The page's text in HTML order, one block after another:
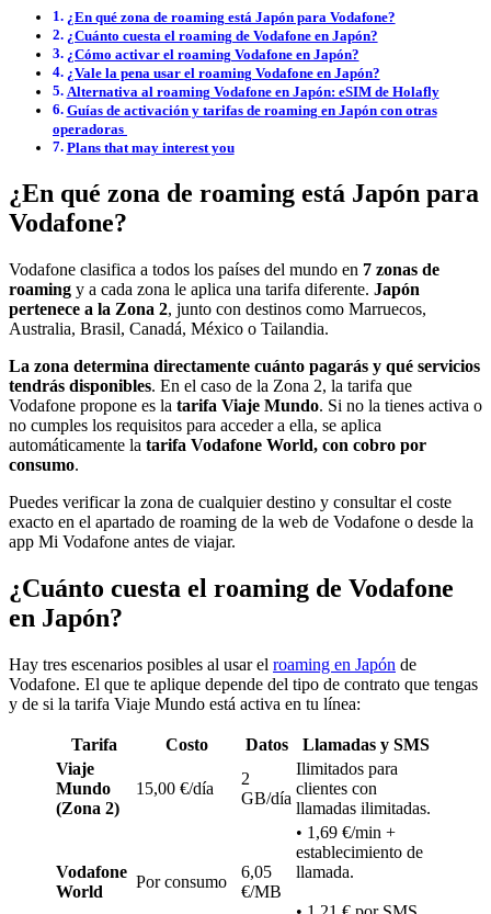
¿En qué zona de roaming está Japón para Vodafone?
¿Cuánto cuesta el roaming de Vodafone en Japón?
¿Cómo activar el roaming Vodafone en Japón?
¿Vale la pena usar el roaming Vodafone en Japón?
Alternativa al roaming Vodafone en Japón: eSIM de Holafly
Guías de activación y tarifas de roaming en Japón con otras
operadoras
Plans that may interest you
¿En qué zona de roaming está Japón para
Vodafone?
Vodafone clasifica a todos los países del mundo en 7 zonas de
roaming y a cada zona le aplica una tarifa diferente. Japón
pertenece a la Zona 2, junto con destinos como Marruecos,
Australia, Brasil, Canadá, México o Tailandia.
La zona determina directamente cuánto pagarás y qué servicios
tendrás disponibles. En el caso de la Zona 2, la tarifa que
Vodafone propone es la tarifa Viaje Mundo. Si no la tienes activa o
no cumples los requisitos para acceder a ella, se aplica
automáticamente la tarifa Vodafone World, con cobro por
consumo.
Puedes verificar la zona de cualquier destino y consultar el coste
exacto en el apartado de roaming de la web de Vodafone o desde la
app Mi Vodafone antes de viajar.
¿Cuánto cuesta el roaming de Vodafone
en Japón?
Hay tres escenarios posibles al usar el roaming en Japón de
Vodafone. El que te aplique depende del tipo de contrato que tengas
y de si la tarifa Viaje Mundo está activa en tu línea:
Tarifa Costo Datos
Llamadas y SMS
Viaje
Mundo
(Zona 2)
15,00 €/día
2
GB/día
Ilimitados para
clientes con
llamadas ilimitadas.
Vodafone
World
Por consumo
6,05
€/MB
• 1,69 €/min +
establecimiento de
llamada.